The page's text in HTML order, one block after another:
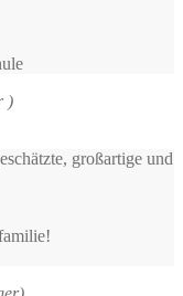
)
großartige und